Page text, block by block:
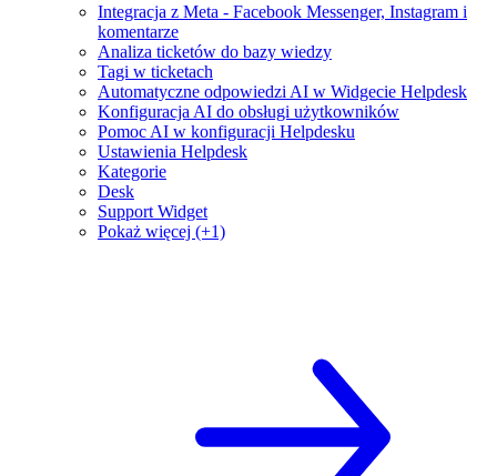
Integracja z Meta - Facebook Messenger, Instagram i
komentarze
Analiza ticketów do bazy wiedzy
Tagi w ticketach
Automatyczne odpowiedzi AI w Widgecie Helpdesk
Konfiguracja AI do obsługi użytkowników
Pomoc AI w konfiguracji Helpdesku
Ustawienia Helpdesk
Kategorie
Desk
Support Widget
Pokaż więcej (+1)